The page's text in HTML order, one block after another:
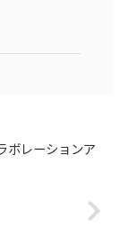
ボレーションア